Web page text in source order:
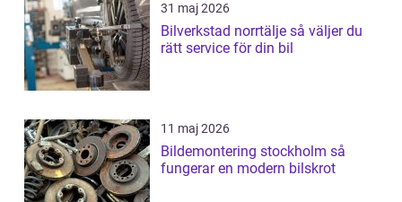
31 maj 2026
Bilverkstad norrtälje så väljer du
rätt service för din bil
11 maj 2026
Bildemontering stockholm så
fungerar en modern bilskrot